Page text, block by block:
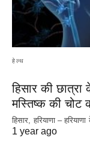
हेल्थ
हिसार की छात्रा
मस्तिष्क की
हिसार, हरियाणा –
1 year ago